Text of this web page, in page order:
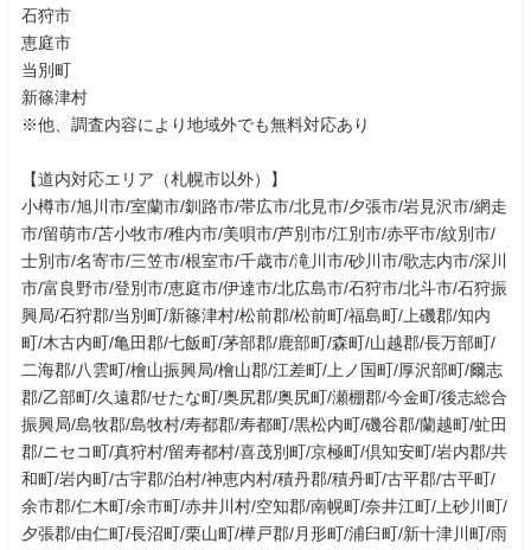
石狩市
恵庭市
当別町
新篠津村
※他、調査内容により地域外でも無料対応あり
【道内対応エリア（札幌市以外）】
小樽市/旭川市/室蘭市/釧路市/帯広市/北見市/夕張市/岩見沢市/網走
市/留萌市/苫小牧市/稚内市/美唄市/芦別市/江別市/赤平市/紋別市/
士別市/名寄市/三笠市/根室市/千歳市/滝川市/砂川市/歌志内市/深川
市/富良野市/登別市/恵庭市/伊達市/北広島市/石狩市/北斗市/石狩振
興局/石狩郡/当別町/新篠津村/松前郡/松前町/福島町/上磯郡/知内
町/木古内町/亀田郡/七飯町/茅部郡/鹿部町/森町/山越郡/長万部町/
二海郡/八雲町/檜山振興局/檜山郡/江差町/上ノ国町/厚沢部町/爾志
郡/乙部町/久遠郡/せたな町/奥尻郡/奥尻町/瀬棚郡/今金町/後志総合
振興局/島牧郡/島牧村/寿都郡/寿都町/黒松内町/磯谷郡/蘭越町/虻田
郡/ニセコ町/真狩村/留寿都村/喜茂別町/京極町/倶知安町/岩内郡/共
和町/岩内町/古宇郡/泊村/神恵内村/積丹郡/積丹町/古平郡/古平町/
余市郡/仁木町/余市町/赤井川村/空知郡/南幌町/奈井江町/上砂川町/
夕張郡/由仁町/長沼町/栗山町/樺戸郡/月形町/浦臼町/新十津川町/雨